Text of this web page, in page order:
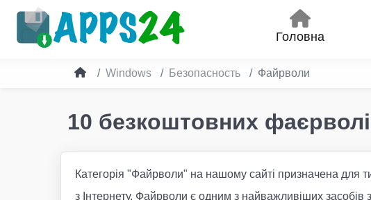
Головна
Windows Безопасность Файрволи
10 безкоштовних
Категорія "Файрволи" на нашому сайті призначена для
з Інтернету. Файрволи є одним з найважливіших